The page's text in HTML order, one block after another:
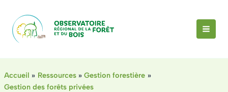
contenu
Accueil Ressources
Gestion forestière
Gestion des forêts privées